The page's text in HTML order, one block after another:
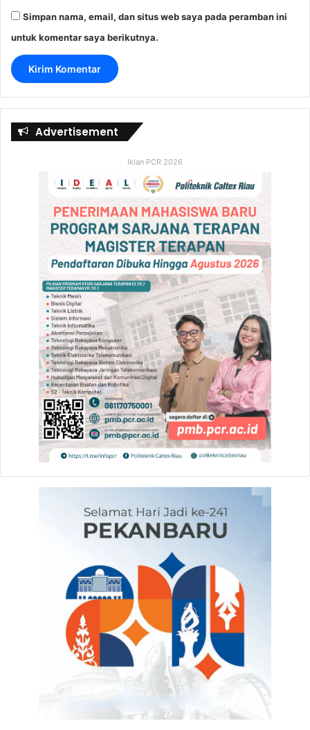
Simpan nama, email, dan situs web saya pada peramban ini
untuk komentar saya berikutnya.
Advertisement
Iklan PCR 2026